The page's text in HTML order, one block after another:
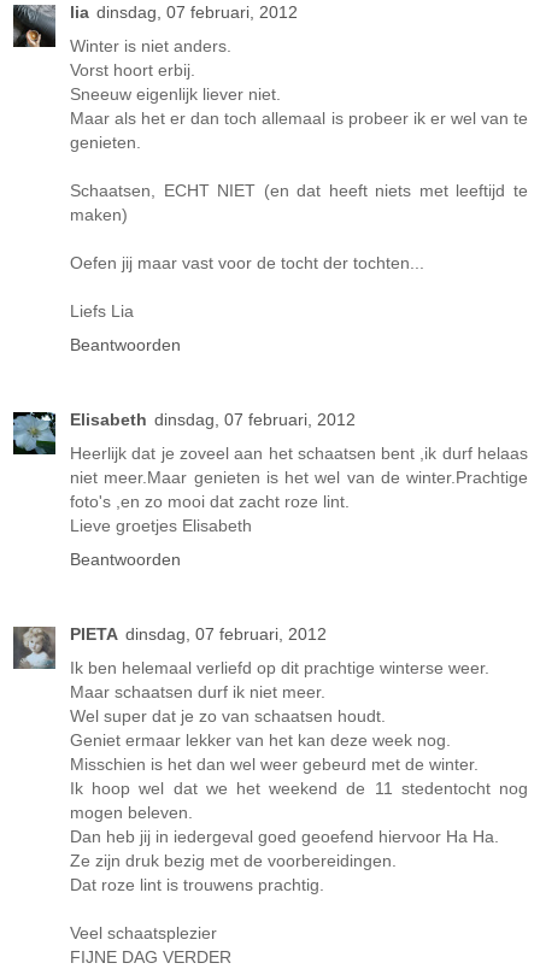
lia dinsdag, 07 februari, 2012
Winter is niet anders.
Vorst hoort erbij.
Sneeuw eigenlijk liever niet.
Maar als het er dan toch allemaal is probeer ik er wel van te
genieten.
Schaatsen, ECHT NIET (en dat heeft niets met leeftijd te
maken)
Oefen jij maar vast voor de tocht der tochten...
Liefs Lia
Beantwoorden
Elisabeth dinsdag, 07 februari, 2012
Heerlijk dat je zoveel aan het schaatsen bent ,ik durf helaas
niet meer.Maar genieten is het wel van de winter.Prachtige
foto's ,en zo mooi dat zacht roze lint.
Lieve groetjes Elisabeth
Beantwoorden
PIETA dinsdag, 07 februari, 2012
Ik ben helemaal verliefd op dit prachtige winterse weer.
Maar schaatsen durf ik niet meer.
Wel super dat je zo van schaatsen houdt.
Geniet ermaar lekker van het kan deze week nog.
Misschien is het dan wel weer gebeurd met de winter.
Ik hoop wel dat we het weekend de 11 stedentocht nog
mogen beleven.
Dan heb jij in iedergeval goed geoefend hiervoor Ha Ha.
Ze zijn druk bezig met de voorbereidingen.
Dat roze lint is trouwens prachtig.
Veel schaatsplezier
FIJNE DAG VERDER